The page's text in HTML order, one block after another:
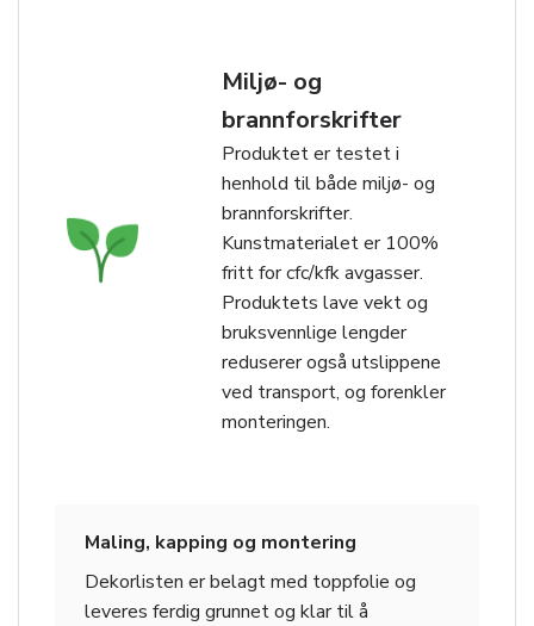
Miljø- og
brannforskrifter
Produktet er testet i
henhold til både miljø- og
brannforskrifter.
Kunstmaterialet er 100%
fritt for cfc/kfk avgasser.
Produktets lave vekt og
bruksvennlige lengder
reduserer også utslippene
ved transport, og forenkler
monteringen.
Maling, kapping og montering
Dekorlisten er belagt med toppfolie og
leveres ferdig grunnet og klar til å